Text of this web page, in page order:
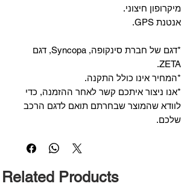
מיקרופון חיצוני.
אנטנת GPS.
*דגם של חברת סינקופה, Syncopa, דגם
ZETA.
*המחיר אינו כולל התקנה.
*אנו ניצור איתכם קשר לאחר ההזמנה, כדי
לוודא שהמוצר שבחרתם תואם לדגם הרכב
שלכם.
Related Products